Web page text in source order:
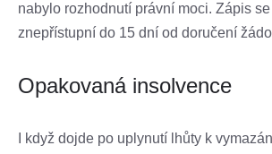
nabylo rozhodnutí právní moci. Zápis
znepřístupní do 15 dní od doručení
Opakovaná insolvence
I když dojde po uplynutí lhůty k